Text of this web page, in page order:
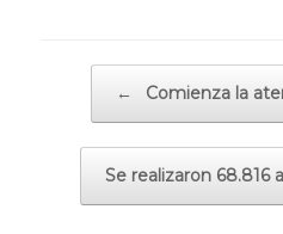
← Comienza la
Se realizaron 68.816